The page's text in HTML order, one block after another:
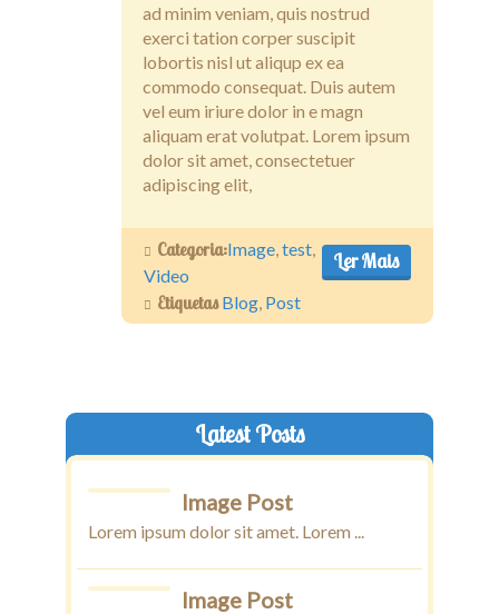
ad minim veniam, quis nostrud
exerci tation corper suscipit
lobortis nisl ut aliqup ex ea
commodo consequat. Duis autem
vel eum iriure dolor in e magn
aliquam erat volutpat. Lorem ipsum
dolor sit amet, consectetuer
adipiscing elit,
Ler Mais
Categoria:Image,test,
Video
Etiquetas Blog, Post
Latest Posts
Image Post
Lorem ipsum dolor sit amet. Lorem ...
Image Post